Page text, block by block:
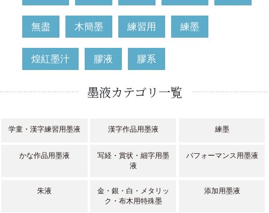
無盡 木簡墨 練習用 練墨
煌紅墨汁 膠液 膠系
墨液カテゴリ一覧
学童・漢字練習用墨液 漢字作品用墨液 練墨
かな作品用墨液
写経・賞状・細字用墨
液
パフォーマンス用墨液
朱液
金・銀・白・メタリッ
ク・布木用特殊墨
添加用墨液